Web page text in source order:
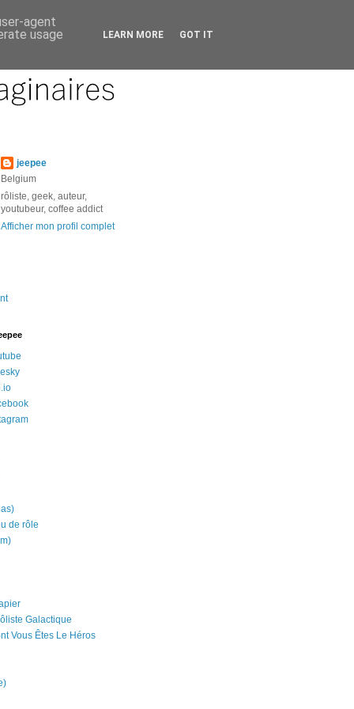
jeepee
Belgium
rôliste, geek, auteur,
youtubeur, coffee addict
Afficher mon profil complet
de rôle
Galactique
Vous Êtes Le Héros
agent
usage
LEARN MORE GOT IT